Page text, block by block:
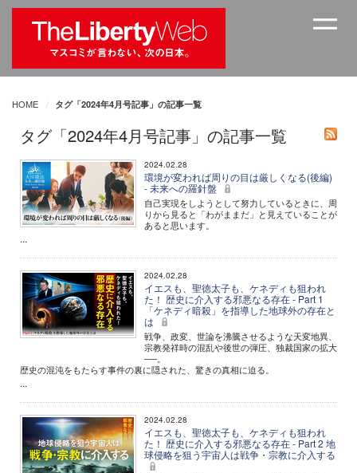
HOME タグ「2024年4月号記事」の記事一覧
タグ「2024年4月号記事」の記事一覧
2024.02.28
環境が変われば周りの目は厳しくなる(後編)
- 未来への羅針盤
自己実現をしようとして努力しているときに、周
りから見ると「わがままだ」と見えていることが
あると思います。
...
2024.02.28
イエスも、聖徳太子も、ケネディも狙われ
た！ 歴史に介入する邪悪なる存在 - Part 1
「ケネディ暗殺」を指導した地球外の存在と
は
戦争、政変、世論を沸騰させるような天変地異、
宗教発祥時の混乱や後世の弾圧、独裁国家の拡大
──。
歴史の混沌をもたらす事件の裏に隠された、驚きの真相に迫る。
...
2024.02.28
イエスも、聖徳太子も、ケネディも狙われ
た！ 歴史に介入する邪悪なる存在 - Part 2 地
球侵略を狙う宇宙人は戦争・宗教に介入する